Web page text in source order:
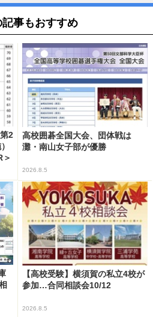
記事もおすすめ
2
高校囲碁全国大会、団体戦は
灘・南山女子部が優勝
2026.8.5
【高校受験】横須賀の私立4校が
参加…合同相談会10/12
2026.8.5